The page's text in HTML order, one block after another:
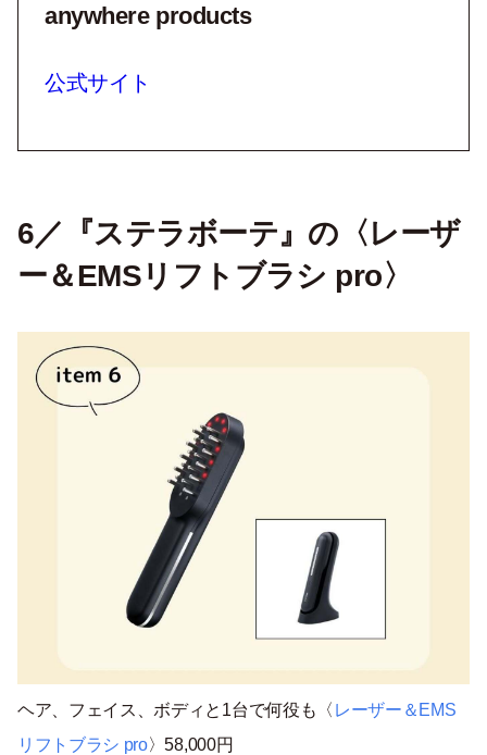
anywhere products
公式サイト
6／『ステラボーテ』の〈レーザ
ー＆EMSリフトブラシ pro〉
ヘア、フェイス、ボディと1台で何役も〈 レーザー＆EMS
リフトブラシ pro〉58,000円